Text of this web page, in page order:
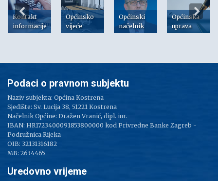
Kontakt
informacije
Općinsko
vijeće
Općinski
načelnik
Općinska
uprava
Podaci o pravnom subjektu
Naziv subjekta: Općina Kostrena
Sjedište: Sv. Lucija 38, 51221 Kostrena
Načelnik Općine: Dražen Vranić, dipl. iur.
IBAN: HR1723400091853800000 kod Privredne Banke Zagreb -
Podružnica Rijeka
OIB: 32131316182
MB: 2634465
Uredovno vrijeme